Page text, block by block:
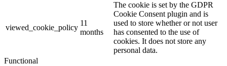
viewed_cookie_policy
11
months
The cookie is set by the GDPR
Cookie Consent plugin and is
used to store whether or not user
has consented to the use of
cookies. It does not store any
personal data.
Functional